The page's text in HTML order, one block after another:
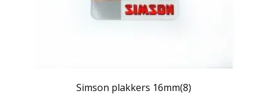
Simson plakkers 16mm(8)